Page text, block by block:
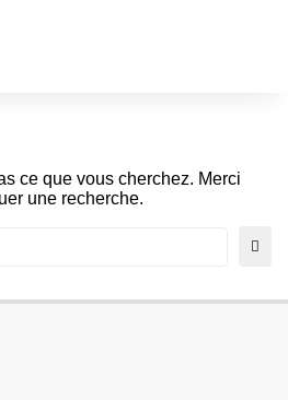
ce que vous cherchez. Merci
une recherche.